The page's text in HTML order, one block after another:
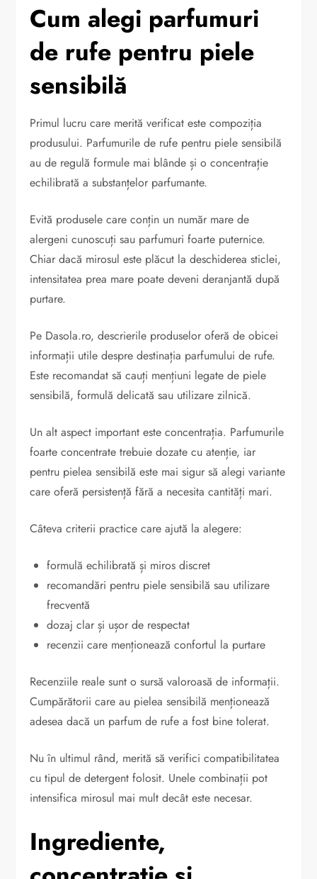
Cum alegi parfumuri
de rufe pentru piele
sensibilă
Primul lucru care merită verificat este compoziția
produsului. Parfumurile de rufe pentru piele sensibilă
au de regulă formule mai blânde și o concentrație
echilibrată a substanțelor parfumante.
Evită produsele care conțin un număr mare de
alergeni cunoscuți sau parfumuri foarte puternice.
Chiar dacă mirosul este plăcut la deschiderea sticlei,
intensitatea prea mare poate deveni deranjantă după
purtare.
Pe Dasola.ro, descrierile produselor oferă de obicei
informații utile despre destinația parfumului de rufe.
Este recomandat să cauți mențiuni legate de piele
sensibilă, formulă delicată sau utilizare zilnică.
Un alt aspect important este concentrația. Parfumurile
foarte concentrate trebuie dozate cu atenție, iar
pentru pielea sensibilă este mai sigur să alegi variante
care oferă persistență fără a necesita cantități mari.
Câteva criterii practice care ajută la alegere:
formulă echilibrată și miros discret
recomandări pentru piele sensibilă sau utilizare
frecventă
dozaj clar și ușor de respectat
recenzii care menționează confortul la purtare
Recenziile reale sunt o sursă valoroasă de informații.
Cumpărătorii care au pielea sensibilă menționează
adesea dacă un parfum de rufe a fost bine tolerat.
Nu în ultimul rând, merită să verifici compatibilitatea
cu tipul de detergent folosit. Unele combinații pot
intensifica mirosul mai mult decât este necesar.
Ingrediente,